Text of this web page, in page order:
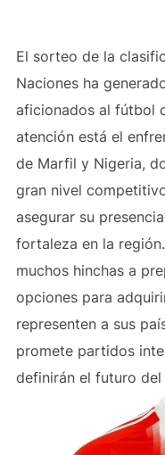
El sorteo de la
Naciones ha
aficionados al fútbol
atención está el
de Marfil y Nigeria,
gran nivel
asegurar su
fortaleza en la
muchos hinchas a
opciones para
representen a sus
promete partidos
definirán el futuro del